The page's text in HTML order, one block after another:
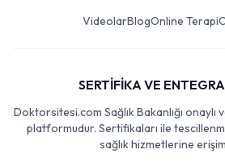
VideolarBlogOnline Terapi
SERTİFİKA VE
Doktorsitesi.com Sağlık Bakanlığı onaylı
platformudur. Sertifikaları ile
sağlık hizmetlerine